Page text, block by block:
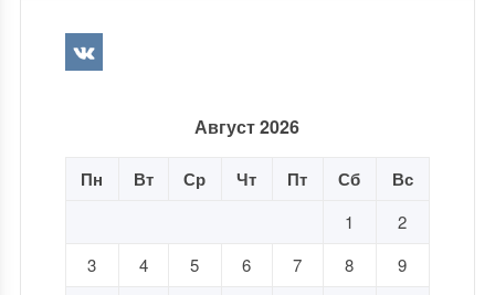
Август 2026
Пн Вт Ср Чт Пт Сб Вс
1
2
3
4 5 6 7 8 9